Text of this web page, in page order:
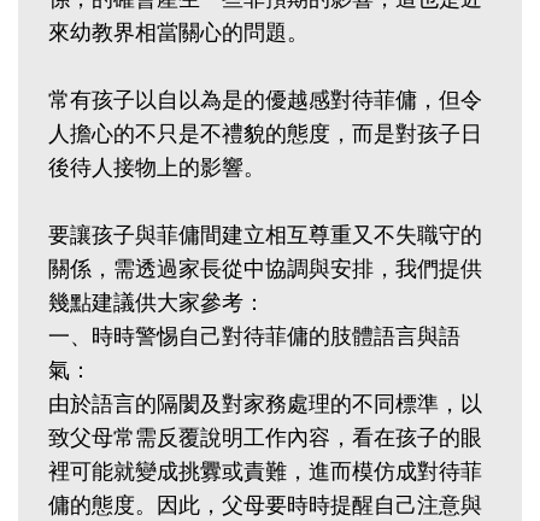
來幼教界相當關心的問題。
常有孩子以自以為是的優越感對待菲傭，但令
人擔心的不只是不禮貌的態度，而是對孩子日
後待人接物上的影響。
要讓孩子與菲傭間建立相互尊重又不失職守的
關係，需透過家長從中協調與安排，我們提供
幾點建議供大家參考：
一、時時警惕自己對待菲傭的肢體語言與語
氣：
由於語言的隔閡及對家務處理的不同標準，以
致父母常需反覆說明工作內容，看在孩子的眼
裡可能就變成挑釁或責難，進而模仿成對待菲
傭的態度。因此，父母要時時提醒自己注意與